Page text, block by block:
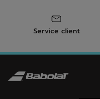
Service client